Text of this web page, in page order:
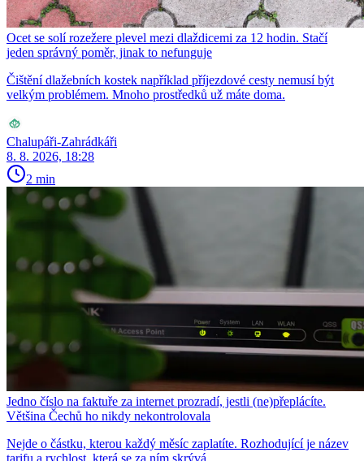
Ocet se solí rozežere plevel mezi dlaždicemi za 12 hodin. Stačí
jeden správný poměr, jinak to nefunguje
Čištění dlažebních kostek například příjezdové cesty nemusí být
velkým problémem. Mnoho prostředků už máte doma.
Chalupáři-Zahrádkáři
8. 8. 2026, 18:28
2 min
Jedno číslo na faktuře za internet prozradí, jestli (ne)přeplácíte.
Většina Čechů ho nikdy nekontrolovala
Nejde o částku, kterou každý měsíc zaplatíte. Rozhodující je název